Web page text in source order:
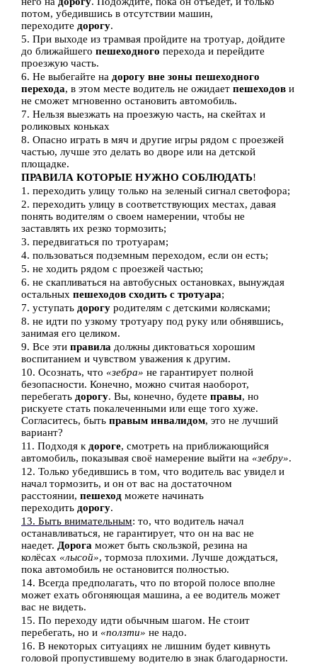
потом, убедившись в отсутствии машин,
переходите дорогу.
5. При выходе из трамвая пройдите на тротуар, дойдите
до ближайшего пешеходного перехода и перейдите
проезжую часть.
6. Не выбегайте на дорогу вне зоны пешеходного
перехода, в этом месте водитель не ожидает пешеходов и
не сможет мгновенно остановить автомобиль.
7. Нельзя выезжать на проезжую часть, на скейтах и
роликовых коньках
8. Опасно играть в мяч и другие игры рядом с проезжей
частью, лучше это делать во дворе или на детской
площадке.
ПРАВИЛА КОТОРЫЕ НУЖНО СОБЛЮДАТЬ!
1. переходить улицу только на зеленый сигнал светофора;
2. переходить улицу в соответствующих местах, давая
понять водителям о своем намерении, чтобы не
заставлять их резко тормозить;
3. передвигаться по тротуарам;
4. пользоваться подземным переходом, если он есть;
5. не ходить рядом с проезжей частью;
6. не скапливаться на автобусных остановках, вынуждая
остальных пешеходов сходить с тротуара;
7. уступать дорогу родителям с детскими колясками;
8. не идти по узкому тротуару под руку или обнявшись,
занимая его целиком.
9. Все эти правила должны диктоваться хорошим
воспитанием и чувством уважения к другим.
10. Осознать, что «зебра» не гарантирует полной
безопасности. Конечно, можно считая наоборот,
перебегать дорогу. Вы, конечно, будете правы, но
рискуете стать покалеченными или еще того хуже.
Согласитесь, быть правым инвалидом, это не лучший
вариант?
11. Подходя кдороге, смотреть на приближающийся
автомобиль, показывая своё намерение выйти на «зебру».
12. Только убедившись в том, что водитель вас увидел и
начал тормозить, и он от вас на достаточном
расстоянии, пешеход можете начинать
переходить дорогу.
13. Быть внимательным: то, что водитель начал
останавливаться, не гарантирует, что он на вас не
наедет. Дорога может быть скользкой, резина на
колёсах «лысой», тормоза плохими. Лучше дождаться,
пока автомобиль не остановится полностью.
14. Всегда предполагать, что по второй полосе вполне
может ехать обгоняющая машина, а ее водитель может
вас не видеть.
15. По переходу идти обычным шагом. Не стоит
перебегать, но и «ползти» не надо.
16. В некоторых ситуациях не лишним будет кивнуть
головой пропустившему водителю в знак благодарности.